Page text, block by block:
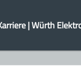
| Würth